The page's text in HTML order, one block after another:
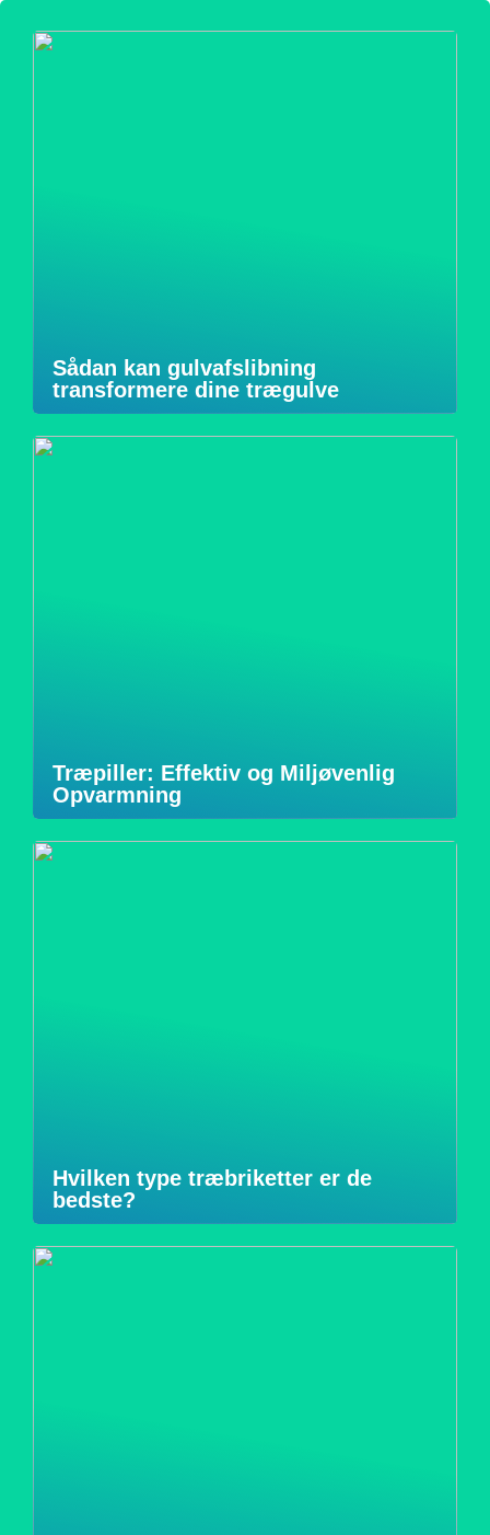
Sådan kan gulvafslibning
transformere dine trægulve
Træpiller: Effektiv og Miljøvenlig
Opvarmning
Hvilken type træbriketter er de
bedste?